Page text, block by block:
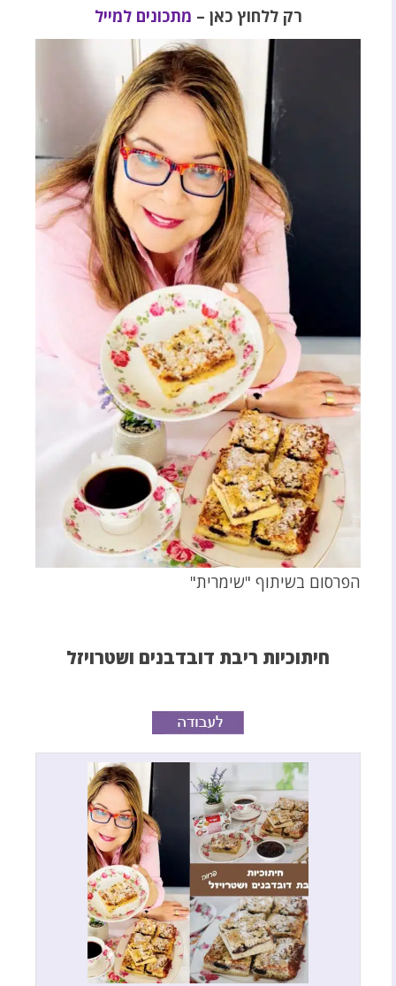
רק ללחוץ כאן – מתכונים למייל
הפרסום בשיתוף "שימרית"
חיתוכיות ריבת דובדבנים ושטרויזל